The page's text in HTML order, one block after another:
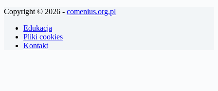
Copyright © 2026 - comenius.org.pl
Edukacja
Pliki cookies
Kontakt